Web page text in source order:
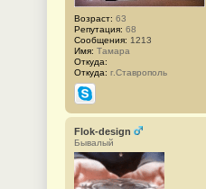
Возраст: 63
Репутация: 68
Сообщения: 1213
Имя: Тамара
Откуда:
Откуда: г.Ставрополь
Skype
Flok-design
Бывалый